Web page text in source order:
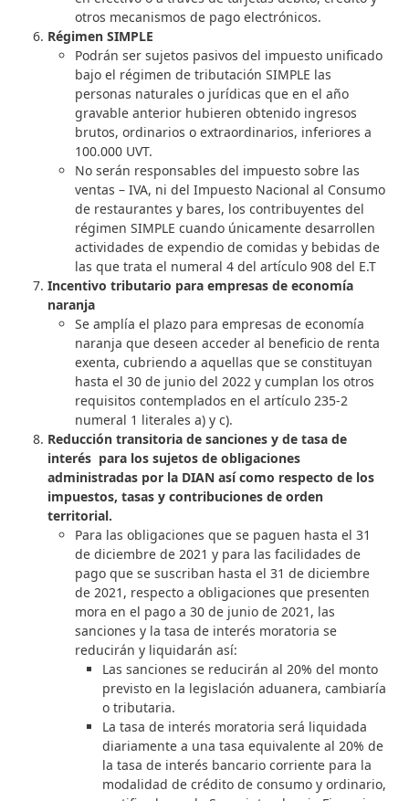
otros mecanismos de pago electrónicos.
Régimen SIMPLE
Podrán ser sujetos pasivos del impuesto unificado
bajo el régimen de tributación SIMPLE las
personas naturales o jurídicas que en el año
gravable anterior hubieren obtenido ingresos
brutos, ordinarios o extraordinarios, inferiores a
100.000 UVT.
No serán responsables del impuesto sobre las
ventas – IVA, ni del Impuesto Nacional al Consumo
de restaurantes y bares, los contribuyentes del
régimen SIMPLE cuando únicamente desarrollen
actividades de expendio de comidas y bebidas de
las que trata el numeral 4 del artículo 908 del E.T
Incentivo tributario para empresas de economía
naranja
Se amplía el plazo para empresas de economía
naranja que deseen acceder al beneficio de renta
exenta, cubriendo a aquellas que se constituyan
hasta el 30 de junio del 2022 y cumplan los otros
requisitos contemplados en el artículo 235-2
numeral 1 literales a) y c).
Reducción transitoria de sanciones y de tasa de
interés para los sujetos de obligaciones
administradas por la DIAN así como respecto de los
impuestos, tasas y contribuciones de orden
territorial.
Para las obligaciones que se paguen hasta el 31
de diciembre de 2021 y para las facilidades de
pago que se suscriban hasta el 31 de diciembre
de 2021, respecto a obligaciones que presenten
mora en el pago a 30 de junio de 2021, las
sanciones y la tasa de interés moratoria se
reducirán y liquidarán así:
Las sanciones se reducirán al 20% del monto
previsto en la legislación aduanera, cambiaría
o tributaria.
La tasa de interés moratoria será liquidada
diariamente a una tasa equivalente al 20% de
la tasa de interés bancario corriente para la
modalidad de crédito de consumo y ordinario,